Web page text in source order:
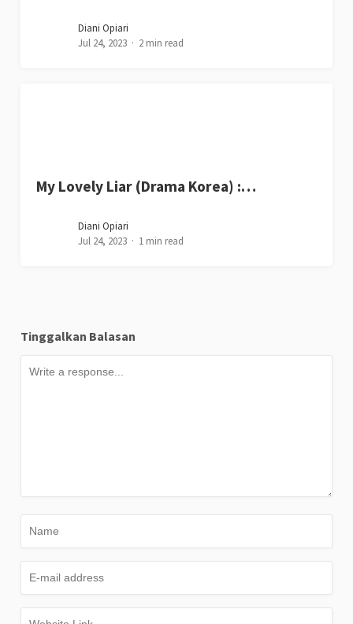
Diani Opiari
Jul 24, 2023
2 min read
My Lovely Liar (Drama Korea) :…
Diani Opiari
Jul 24, 2023
1 min read
Tinggalkan Balasan